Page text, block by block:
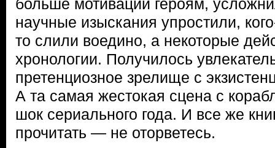
больше мотивации героям,
научные изыскания упростили,
то слили воедино, а некоторые
хронологии. Получилось
претенциозное зрелище с
А та самая жестокая сцена с
шок сериального года. И все же
прочитать — не оторветесь.